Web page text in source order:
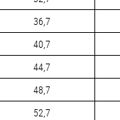
36,7
40,7
44,7
48,7
52,7